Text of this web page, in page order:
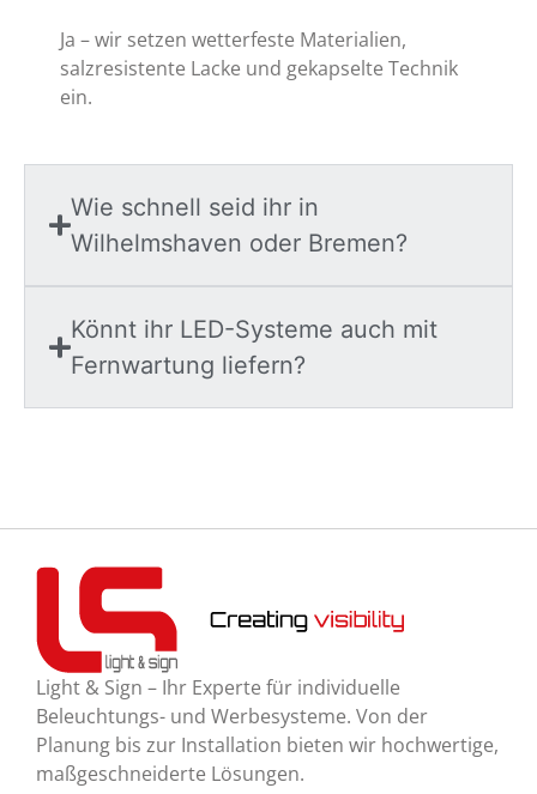
Ja – wir setzen wetterfeste Materialien,
salzresistente Lacke und gekapselte Technik
ein.
Wie schnell seid ihr in
Wilhelmshaven oder Bremen?
Könnt ihr LED-Systeme auch mit
Fernwartung liefern?
Light & Sign – Ihr Experte für individuelle
Beleuchtungs- und Werbesysteme. Von der
Planung bis zur Installation bieten wir hochwertige,
maßgeschneiderte Lösungen.